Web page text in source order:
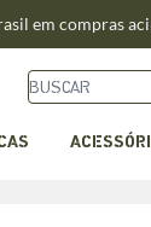
em compras